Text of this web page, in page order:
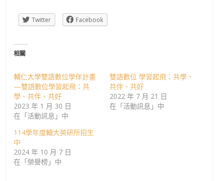
Twitter Facebook
相關
輔仁大學雙語數位學伴計畫
—雙語數位學習起飛：共
學、共伴、共好
2023 年 1 月 30 日
在「活動訊息」中
雙語數位 學習起飛：共學、
共伴、共好
2022 年 7 月 21 日
在「活動訊息」中
114學年度輔大英研所招生
中
2024 年 10 月 7 日
在「榮譽榜」中